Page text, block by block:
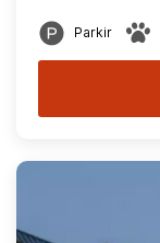
Parkir